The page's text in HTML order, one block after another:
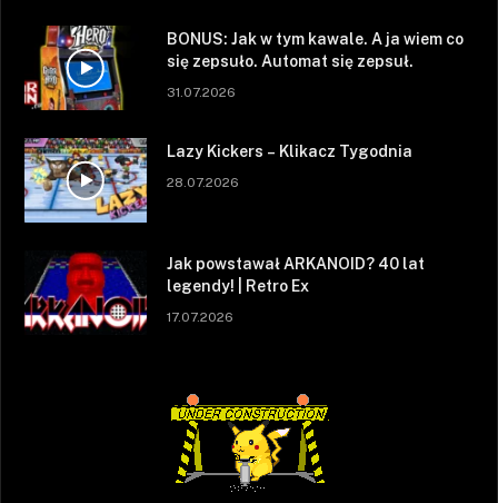
BONUS: Jak w tym kawale. A ja wiem co
się zepsuło. Automat się zepsuł.
31.07.2026
Lazy Kickers – Klikacz Tygodnia
28.07.2026
Jak powstawał ARKANOID? 40 lat
legendy! | Retro Ex
17.07.2026